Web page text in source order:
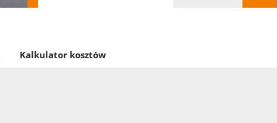
Kalkulator kosztów